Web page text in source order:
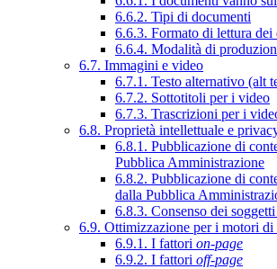
6.6.2. Tipi di documenti
6.6.3. Formato di lettura
6.6.4. Modalità di
6.7. Immagini e video
6.7.1. Testo alternativo (alt
6.7.2. Sottotitoli per i video
6.7.3. Trascrizioni per i
6.8. Proprietà intellettuale e
6.8.1. Pubblicazione di
Pubblica Amministrazione
6.8.2. Pubblicazione di
dalla Pubblica
6.8.3. Consenso dei
6.9. Ottimizzazione per i motori di
6.9.1. I fattori on-page
6.9.2. I fattori off-page